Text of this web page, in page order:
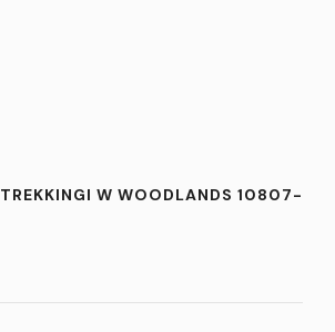
TREKKINGI W WOODLANDS 10807-